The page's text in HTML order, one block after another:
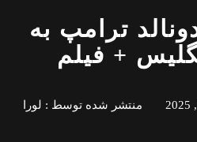
ترامپ به
+ فیلم
منتشر شده توسط : لورا